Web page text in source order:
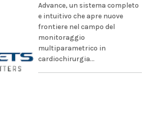
Advance, un sistema completo
e intuitivo che apre nuove
frontiere nel campo del
monitoraggio
multiparametrico in
cardiochirurgia...